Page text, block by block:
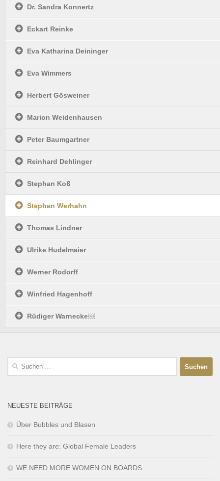
Dr. Sandra Konnertz
Eckart Reinke
Eva Katharina Deininger
Eva Wimmers
Herbert Gösweiner
Marion Weidenhausen
Peter Baumgartner
Reinhard Dehlinger
Stephan Koß
Stephan Werhahn
Thomas Lindner
Ulrike Hudelmaier
Werner Rodorff
Winfried Hagenhoff
Rüdiger Warnecke￼
NEUESTE BEITRÄGE
Über Bubbles und Blasen
Here they are: Global Female Leaders
WE NEED MORE WOMEN ON BOARDS